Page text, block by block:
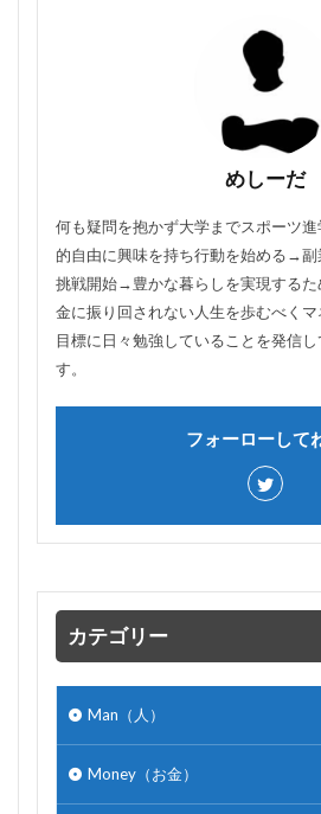
めしーだ
何も疑問を抱かず大学までスポーツ
的自由に興味を持ち行動を始める→副
挑戦開始→豊かな暮らしを実現するた
金に振り回されない人生を歩むべく
目標に日々勉強していることを発信
す。
フォーローして
カテゴリー
Man（人）
Money（お金）